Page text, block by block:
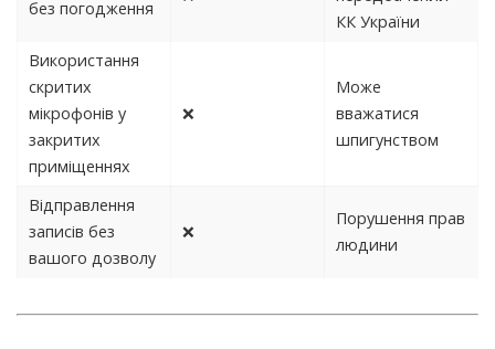
без погодження
КК України
Використання
скритих
мікрофонів у
закритих
приміщеннях
❌
Може
вважатися
шпигунством
Відправлення
записів без
вашого дозволу
❌
Порушення прав
людини